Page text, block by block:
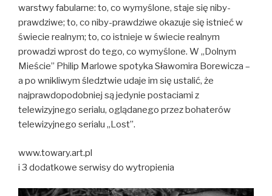
warstwy fabularne: to, co wymyślone, staje się niby-
prawdziwe; to, co niby-prawdziwe okazuje się istnieć w
świecie realnym; to, co istnieje w świecie realnym
prowadzi wprost do tego, co wymyślone. W „Dolnym
Mieście” Philip Marlowe spotyka Sławomira Borewicza –
a po wnikliwym śledztwie udaje im się ustalić, że
najprawdopodobniej są jedynie postaciami z
telewizyjnego serialu, oglądanego przez bohaterów
telewizyjnego serialu „Lost”.
www.towary.art.pl
i 3 dodatkowe serwisy do wytropienia